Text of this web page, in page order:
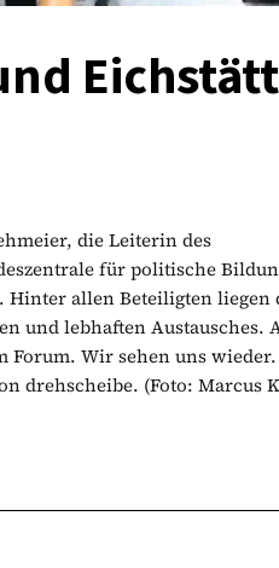
die Leiterin des
für politische
allen Beteiligten liegen
und lebhaften Austausches.
Forum. Wir sehen uns
drehscheibe. (Foto: Marcus